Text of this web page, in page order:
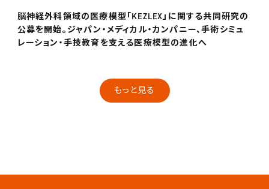
脳神経外科領域の医療模型「KEZLEX」に関する共同研究の
公募を開始。ジャパン・メディカル・カンパニー、手術シミュ
レーション・手技教育を支える医療模型の進化へ
もっと見る